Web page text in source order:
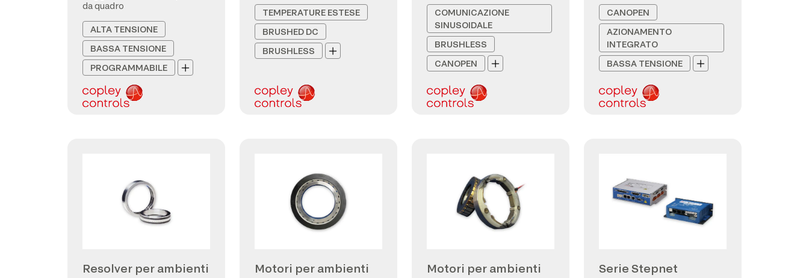
da quadro
ALTA TENSIONE
BASSA TENSIONE
PROGRAMMABILE
TEMPERATURE ESTESE
BRUSHED DC
BRUSHLESS
COMUNICAZIONE
SINUSOIDALE
BRUSHLESS
CANOPEN
CANOPEN
AZIONAMENTO
INTEGRATO
BASSA TENSIONE
Resolver per ambienti
Motori per ambienti
Motori per ambienti
Serie Stepnet